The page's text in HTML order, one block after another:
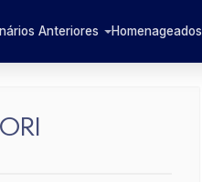
Anteriores Homenageados